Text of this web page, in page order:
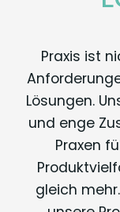
Praxis ist
Lösungen.
und enge
Praxen
gleich